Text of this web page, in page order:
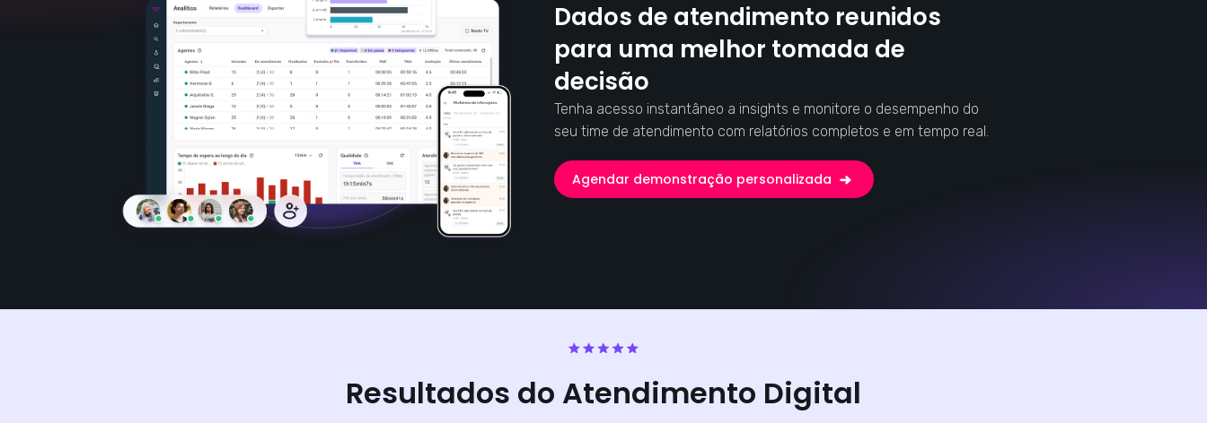
Dados de atendimento reunidos
para uma melhor tomada de
decisão
Tenha acesso instantâneo a insights e monitore o desempenho do
seu time de atendimento com relatórios completos e em tempo real.
Agendar demonstração personalizada
Resultados do Atendimento Digital